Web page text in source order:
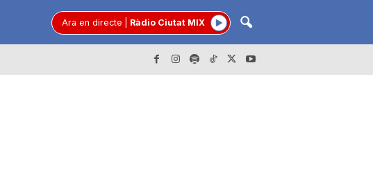
Ara en directe Ràdio Ciutat MIX